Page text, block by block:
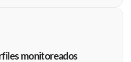
monitoreados